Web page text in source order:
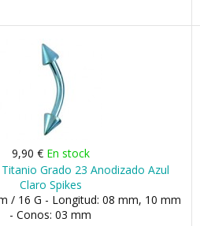
9,90 € En stock
Grado 23 Anodizado Azul
Claro Spikes
/ 16 G - Longitud: 08 mm, 10 mm
- Conos: 03 mm